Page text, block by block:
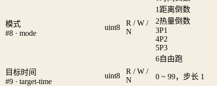
模式
#8 · mode
uint8
R / W /
N
1 距离倒数
2热量倒数
3P1
4P2
5P3
6自由跑
目标时间
#9 · target-time
uint8
R / W /
N
0 ~ 99，步长 1